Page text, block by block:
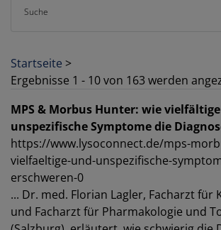
Suche
Startseite >
Ergebnisse 1 - 10 von 163 werden
MPS & Morbus Hunter: wie
unspezifische Symptome die
https://www.lysoconnect.de/mps-
vielfaeltige-und-unspezifische-
erschweren-0
... Dr. med. Florian Lagler, Facharzt für
und Facharzt für Pharmakologie und